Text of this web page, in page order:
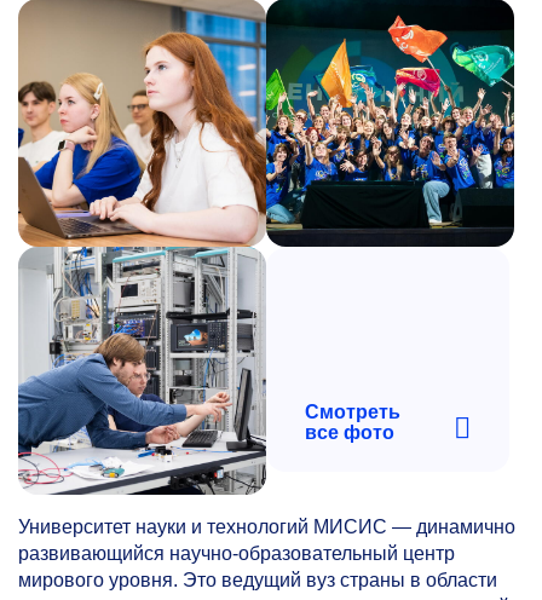
Смотреть
все фото
Университет науки и технологий МИСИС — динамично
развивающийся научно-образовательный центр
мирового уровня. Это ведущий вуз страны в области